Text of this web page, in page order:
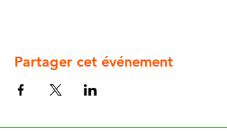
Partager cet événement